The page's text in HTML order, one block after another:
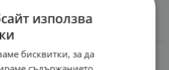
БАМБУКОВА С НАНО
използва
бисквитки, за да